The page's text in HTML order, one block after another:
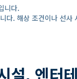
니다.
다. 해상 조건이나 선
설, 엔터